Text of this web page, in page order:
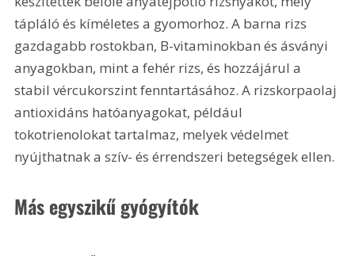
tápláló és kíméletes a gyomorhoz. A barna rizs
gazdagabb rostokban, B-vitaminokban és ásványi
anyagokban, mint a fehér rizs, és hozzájárul a
stabil vércukorszint fenntartásához. A rizskorpaolaj
antioxidáns hatóanyagokat, például
tokotrienolokat tartalmaz, melyek védelmet
nyújthatnak a szív- és érrendszeri betegségek ellen.
Más egyszikű gyógyítók